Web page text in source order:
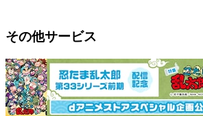
その他サービス